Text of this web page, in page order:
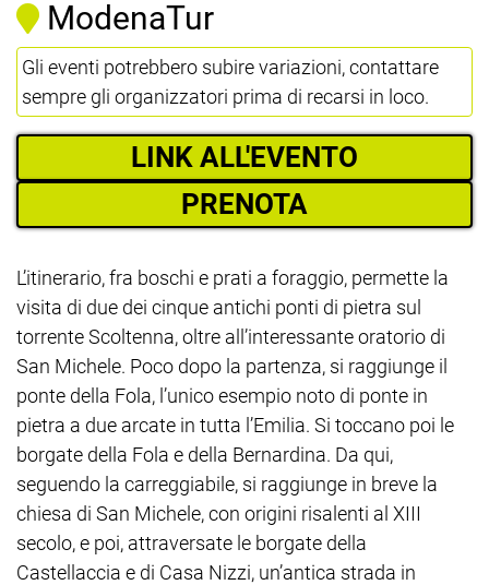
ModenaTur
Gli eventi potrebbero subire variazioni, contattare
sempre gli organizzatori prima di recarsi in loco.
LINK ALL'EVENTO
PRENOTA
L’itinerario, fra boschi e prati a foraggio, permette la
visita di due dei cinque antichi ponti di pietra sul
torrente Scoltenna, oltre all’interessante oratorio di
San Michele. Poco dopo la partenza, si raggiunge il
ponte della Fola, l’unico esempio noto di ponte in
pietra a due arcate in tutta l’Emilia. Si toccano poi le
borgate della Fola e della Bernardina. Da qui,
seguendo la carreggiabile, si raggiunge in breve la
chiesa di San Michele, con origini risalenti al XIII
secolo, e poi, attraversate le borgate della
Castellaccia e di Casa Nizzi, un’antica strada in